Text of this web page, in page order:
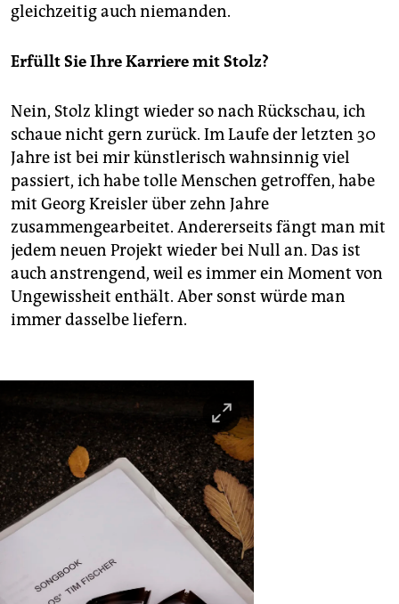
gleichzeitig auch niemanden.
Erfüllt Sie Ihre Karriere mit Stolz?
Nein, Stolz klingt wieder so nach Rückschau, ich
schaue nicht gern zurück. Im Laufe der letzten 30
Jahre ist bei mir künstlerisch wahnsinnig viel
passiert, ich habe tolle Menschen getroffen, habe
mit Georg Kreisler über zehn Jahre
zusammengearbeitet. Andererseits fängt man mit
jedem neuen Projekt wieder bei Null an. Das ist
auch anstrengend, weil es immer ein Moment von
Ungewissheit enthält. Aber sonst würde man
immer dasselbe liefern.